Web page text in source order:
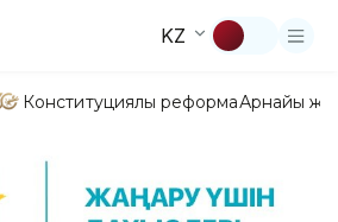
KZ
Конституциялық реформаАрнайы